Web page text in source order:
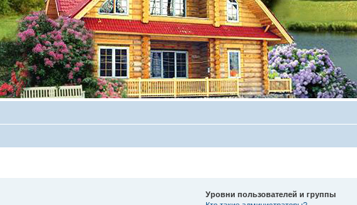
Уровни пользователей и группы